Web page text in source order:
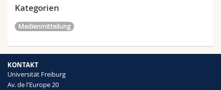
Kategorien
Medienmitteilung
KONTAKT
Universität Freiburg
Av. de l'Europe 20